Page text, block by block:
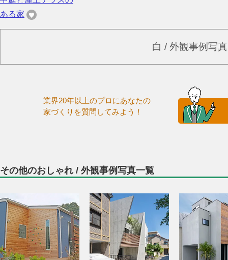
ある家
白 / 外観事例写
業界20年以上のプロにあなたの
家づくりを質問してみよう！
その他のおしゃれ / 外観事例写真一覧